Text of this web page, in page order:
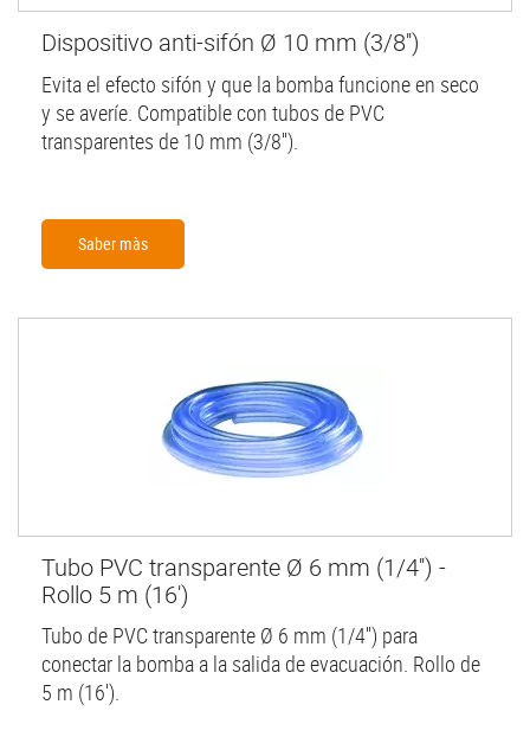
Dispositivo anti-sifón Ø 10 mm (3/8'')
Evita el efecto sifón y que la bomba funcione en seco
y se averíe. Compatible con tubos de PVC
transparentes de 10 mm (3/8'').
Saber màs
Tubo PVC transparente Ø 6 mm (1/4'') -
Rollo 5 m (16')
Tubo de PVC transparente Ø 6 mm (1/4'') para
conectar la bomba a la salida de evacuación. Rollo de
5 m (16').